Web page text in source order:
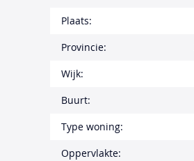
Plaats:
Provincie:
Wijk:
Buurt:
Type woning:
Oppervlakte: